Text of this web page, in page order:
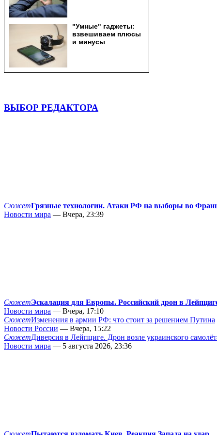
ВЫБОР РЕДАКТОРА
СюжетГрязные технологии. Атаки РФ на выборы во
Новости мира — Вчера, 23:39
СюжетЭскалация для Европы. Российский дрон в
Новости мира — Вчера, 17:10
СюжетИзменения в армии РФ: что стоит за решением Путина
Новости России — Вчера, 15:22
СюжетДиверсия в Лейпциге. Дрон возле украинского
Новости мира — 5 августа 2026, 23:36